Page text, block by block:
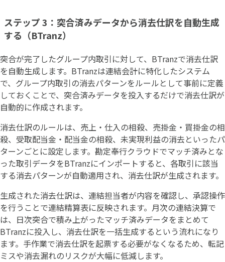
ステップ 3：突合済みデータから消去仕訳を自動生成
する（BTranz）
突合が完了したグループ内取引に対して、BTranzで消去仕訳
を自動生成します。BTranzは連結会計に特化したシステム
で、グループ内取引の消去パターンをルールとして事前に定義
しておくことで、突合済みデータを投入するだけで消去仕訳が
自動的に作成されます。
消去仕訳のルールは、売上・仕入の相殺、売掛金・買掛金の相
殺、受取配当金・配当金の相殺、未実現利益の消去といったパ
ターンごとに設定します。勘定奉行クラウドでマッチ済みとな
った取引データをBTranzにインポートすると、各取引に該当
する消去パターンが自動適用され、消去仕訳が生成されます。
生成された消去仕訳は、連結担当者が内容を確認し、承認操作
を行うことで連結精算表に反映されます。月次の連結決算で
は、日次突合で積み上がったマッチ済みデータをまとめて
BTranzに投入し、消去仕訳を一括生成するという流れになり
ます。手作業で消去仕訳を起票する必要がなくなるため、転記
ミスや消去漏れのリスクが大幅に低減します。